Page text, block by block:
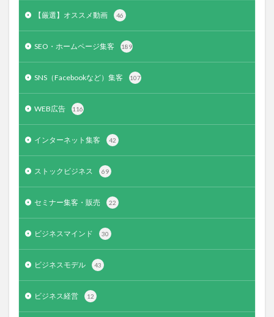
【厳選】オススメ動画 46
SEO・ホームページ集客 189
SNS（Facebookなど）集客 107
WEB広告 116
インターネット集客 42
ストックビジネス 69
セミナー集客・販売 22
ビジネスマインド 30
ビジネスモデル 43
ビジネス経営 12